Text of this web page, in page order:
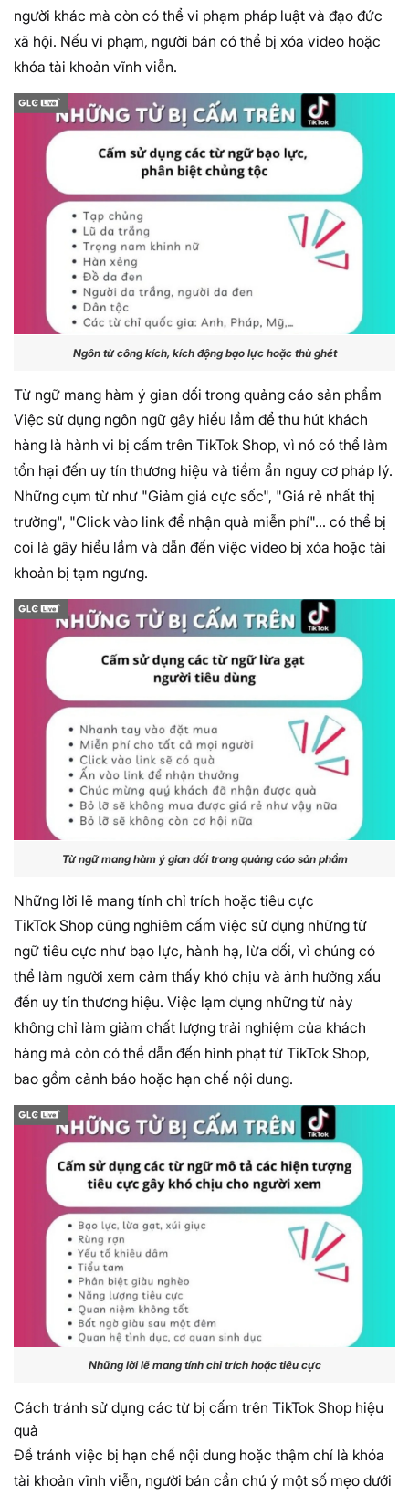
người khác mà còn có thể vi phạm pháp luật và đạo đức
xã hội. Nếu vi phạm, người bán có thể bị xóa video hoặc
khóa tài khoản vĩnh viễn.
Ngôn từ công kích, kích động bạo lực hoặc thù ghét
Từ ngữ mang hàm ý gian dối trong quảng cáo sản phẩm
Việc sử dụng ngôn ngữ gây hiểu lầm để thu hút khách
hàng là hành vi bị cấm trên TikTok Shop, vì nó có thể làm
tổn hại đến uy tín thương hiệu và tiềm ẩn nguy cơ pháp lý.
Những cụm từ như "Giảm giá cực sốc", "Giá rẻ nhất thị
trường", "Click vào link để nhận quà miễn phí"… có thể bị
coi là gây hiểu lầm và dẫn đến việc video bị xóa hoặc tài
khoản bị tạm ngưng.
Từ ngữ mang hàm ý gian dối trong quảng cáo sản phẩm
Những lời lẽ mang tính chỉ trích hoặc tiêu cực
TikTok Shop cũng nghiêm cấm việc sử dụng những từ
ngữ tiêu cực như bạo lực, hành hạ, lừa dối, vì chúng có
thể làm người xem cảm thấy khó chịu và ảnh hưởng xấu
đến uy tín thương hiệu. Việc lạm dụng những từ này
không chỉ làm giảm chất lượng trải nghiệm của khách
hàng mà còn có thể dẫn đến hình phạt từ TikTok Shop,
bao gồm cảnh báo hoặc hạn chế nội dung.
Những lời lẽ mang tính chỉ trích hoặc tiêu cực
Cách tránh sử dụng các từ bị cấm trên TikTok Shop hiệu
quả
Để tránh việc bị hạn chế nội dung hoặc thậm chí là khóa
tài khoản vĩnh viễn, người bán cần chú ý một số mẹo dưới